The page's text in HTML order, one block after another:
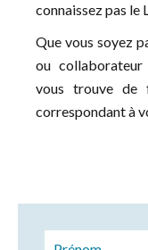
connaissez pas le
Que vous soyez
ou
vous trouve de
correspondant à